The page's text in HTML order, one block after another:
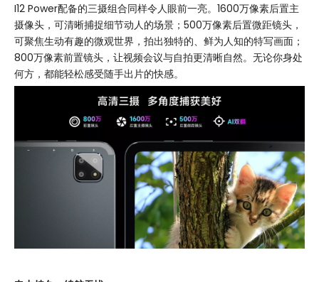
I12 Power配备的三摄组合同样令人眼前一亮。1600万像素后置主
摄像头，可清晰捕捉细节动人的场景；500万像素后置微距镜头，
可聚焦生动有趣的微观世界，拍出独特的、鲜为人知的特写画面；
800万像素前置镜头，让视频会议与自拍更清晰自然。无论你身处
何方，都能轻松感受随手出片的快感。